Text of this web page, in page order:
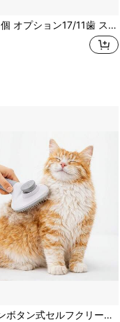
ン17/11歯 ステンレス製ペット用デマッティングコーム、猫と犬用の両面針グルーミングツール、結び目、絡まり、抜け毛を簡単に取り除く効率的なブラシ、高品質で耐久性のあるステンレス鋼製
1個 ワンボタン式セルフクリーニングペットコーム フック付き、簡単毛取り、猫と犬の絡まり解消コーム、曲がった針歯デザイン、優しい毛取りマッサージ、猫と犬用、浮き毛の簡単処理